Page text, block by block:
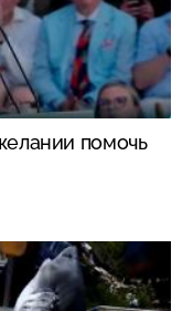
помочь